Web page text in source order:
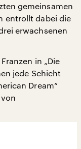
gemeinsamen
entrollt dabei die
erwachsenen
in „Die
jede Schicht
Dream“